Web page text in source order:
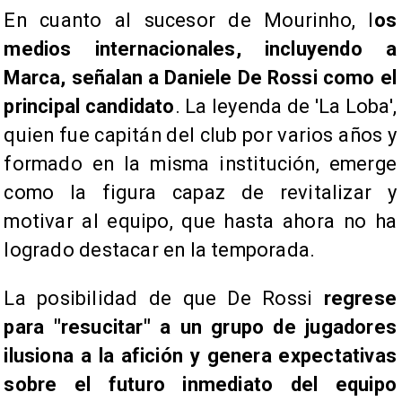
En cuanto al sucesor de Mourinho, l os
medios internacionales, incluyendo a
Marca, señalan a Daniele De Rossi como el
principal candidato. La leyenda de 'La Loba',
quien fue capitán del club por varios años y
formado en la misma institución, emerge
como la figura capaz de revitalizar y
motivar al equipo, que hasta ahora no ha
logrado destacar en la temporada.
La posibilidad de que De Rossi regrese
para "resucitar" a un grupo de jugadores
ilusiona a la afición y genera expectativas
sobre el futuro inmediato del equipo